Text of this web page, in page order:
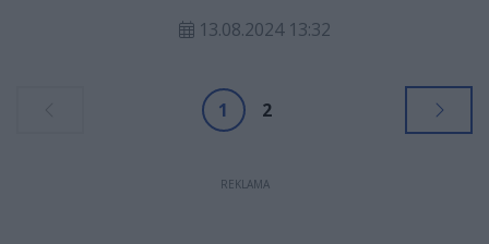
2024/2025 radomska ekipa
APR Radom.
13.08.2024 13:32
1 2
REKLAMA